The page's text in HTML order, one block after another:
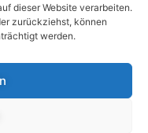
dieser Website verarbeiten.
zurückziehst, können
werden.